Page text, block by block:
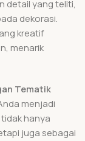
detail yang teliti,
dekorasi.
kreatif
menarik
Tematik
menjadi
hanya
juga sebagai